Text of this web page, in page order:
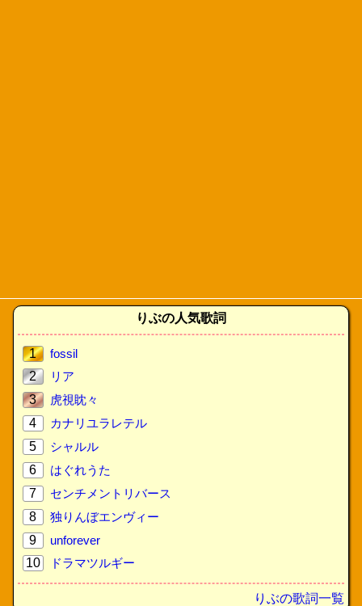
りぶの人気歌詞
1
fossil
2
リア
3
虎視眈々
4
カナリユラレテル
5
シャルル
6
はぐれうた
7
センチメントリバース
8
独りんぼエンヴィー
9
unforever
10
ドラマツルギー
りぶの歌詞一覧